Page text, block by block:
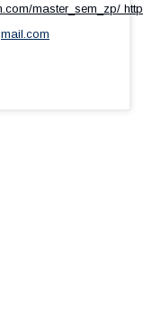
master_sem_zp/